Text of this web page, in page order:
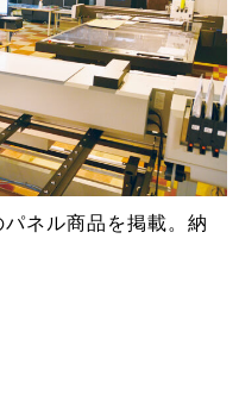
ネル商品を掲載。納